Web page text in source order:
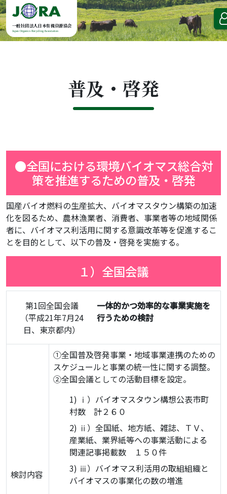
Skip to content
一般社団法人日本有機資源協会
Japan Organics Recycling Association
普及・啓発
●全国における環境バイオマス総合対
策を推進するための普及・啓発
国産バイオ燃料の生産拡大、バイオマスタウン構築の加速
化を図るため、農林漁業者、消費者、事業者等の地域関係
者に、バイオマス利活用に関する意識改革等を促進するこ
とを目的として、以下の普及・啓発を実施する。
１）全国会議
第1回全国会議
（平成21年7月24
日、東京都内）
一体的かつ効率的な事業実施を
行うための検討
検討内容
①全国普及啓発事業・地域事業連携のための
スケジュールと事業の統一性に関する調整。
②全国会議としての活動目標を設定。
ⅰ）バイオマスタウン構想公表市町
村数 計２６０
ⅱ）全国紙、地方紙、雑誌、ＴＶ、
産業紙、業界紙等への事業活動による
関連記事掲載数 １５０件
ⅲ）バイオマス利活用の取組組織と
バイオマスの事業化の数の増進